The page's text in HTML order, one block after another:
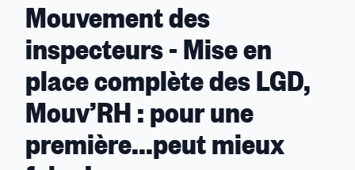
êtes
ici
des
inspecteurs
-
Mise
en
place
complète
des
Mouvement des
inspecteurs - Mise en
place complète des LGD,
Mouv’RH : pour une
première...peut mieux